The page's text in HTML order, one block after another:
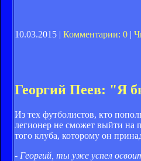
10.03.2015 | Комментарии: 0 |
Георгий Пеев: "Я
Из тех футболистов, кто
легионер не сможет выйти на
того клуба, которому он
- Георгий, ты уже успел